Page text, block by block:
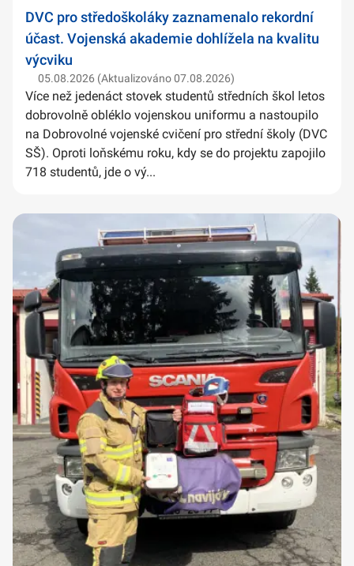
DVC pro středoškoláky zaznamenalo rekordní
účast. Vojenská akademie dohlížela na kvalitu
výcviku
05.08.2026 (Aktualizováno 07.08.2026)
Více než jedenáct stovek studentů středních škol letos
dobrovolně obléklo vojenskou uniformu a nastoupilo
na Dobrovolné vojenské cvičení pro střední školy (DVC
SŠ). Oproti loňskému roku, kdy se do projektu zapojilo
718 studentů, jde o vý...